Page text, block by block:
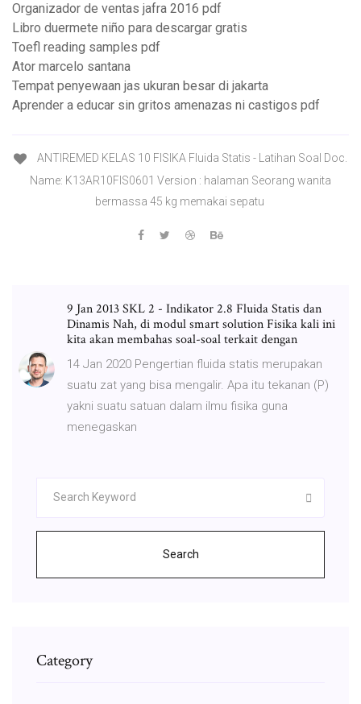
Organizador de ventas jafra 2016 pdf
Libro duermete niño para descargar gratis
Toefl reading samples pdf
Ator marcelo santana
Tempat penyewaan jas ukuran besar di jakarta
Aprender a educar sin gritos amenazas ni castigos pdf
ANTIREMED KELAS 10 FISIKA Fluida Statis - Latihan Soal Doc.
Name: K13AR10FIS0601 Version : halaman Seorang wanita
bermassa 45 kg memakai sepatu
9 Jan 2013 SKL 2 - Indikator 2.8 Fluida Statis dan
Dinamis Nah, di modul smart solution Fisika kali ini
kita akan membahas soal-soal terkait dengan
14 Jan 2020 Pengertian fluida statis merupakan
suatu zat yang bisa mengalir. Apa itu tekanan (P)
yakni suatu satuan dalam ilmu fisika guna
menegaskan
Search
Category